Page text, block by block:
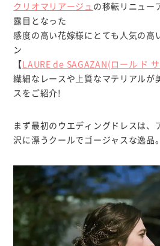
クリオマリアージュ の移転リニュー
露目となった
感度の高い花嫁様にとても人気の高
ン
【
LAURE de SAGAZAN(ロール ド
繊細なレースや上質なマテリアルが
スをご紹介!
まず最初のウエディングドレスは、
沢に漂うクールでゴージャスな逸品。